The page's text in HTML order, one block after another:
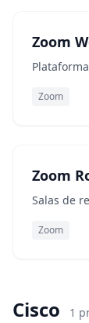
Zoom
Zoom
Zoom
Salas de
Zoom
Cisco 1